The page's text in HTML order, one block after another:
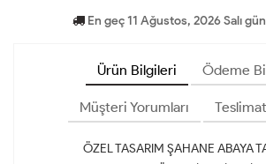
En geç 11 Ağustos, 2026 Salı
Ürün Bilgileri Ödeme
Müşteri Yorumları
ÖZEL TASARIM ŞAHANE ABAYA